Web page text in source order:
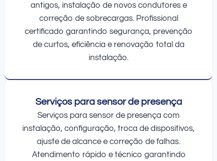
antigos, instalação de novos condutores e
correção de sobrecargas. Profissional
certificado garantindo segurança, prevenção
de curtos, eficiência e renovação total da
instalação.
Serviços para sensor de presença
Serviços para sensor de presença com
instalação, configuração, troca de dispositivos,
ajuste de alcance e correção de falhas.
Atendimento rápido e técnico garantindo